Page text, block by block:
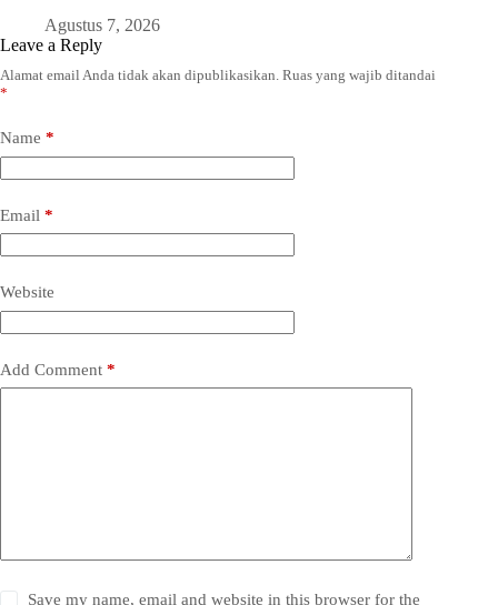
Agustus 7, 2026
Leave a Reply
Alamat email Anda tidak akan dipublikasikan. Ruas yang wajib ditandai
*
Name *
Email *
Website
Add Comment *
Save my name, email and website in this browser for the